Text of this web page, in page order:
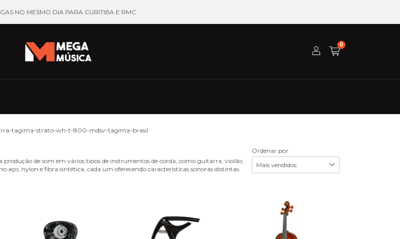
NO MESMO DIA PARA CURITIBA E RMC
0
tagima-strato-wh-t-800-mdsv-tagima-brasil
de som em vários tipos de instrumentos de corda, como guitarra, violão,
aço, nylon e fibra sintética, cada um oferecendo características sonoras distintas.
Ordenar por